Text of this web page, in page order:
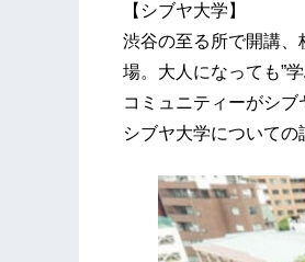
【シブヤ大学】
渋谷の至る所で開講、
場。大人になっても”
コミュニティーがシブ
シブヤ大学についての